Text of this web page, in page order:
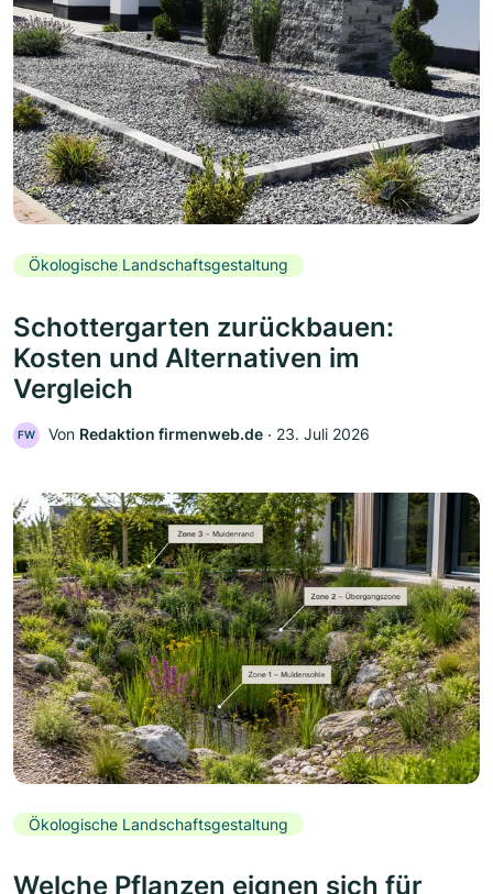
Ökologische Landschaftsgestaltung
Schottergarten zurückbauen:
Kosten und Alternativen im
Vergleich
FW Von Redaktion firmenweb.de ‧ 23. Juli 2026
Ökologische Landschaftsgestaltung
Welche Pflanzen eignen sich für